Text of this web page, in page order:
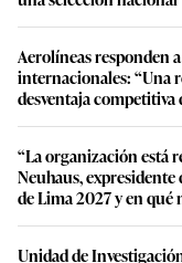
Aerolíneas responden
internacionales: “Una
desventaja competitiva
“La organización está
Neuhaus, expresidente
de Lima 2027 y en qué
Unidad de